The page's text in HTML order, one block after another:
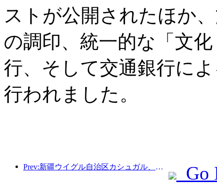
ストが公開されたほか
の調印、統一的な「文
行、そして交通銀行に
行われました。
Prev:新疆ウイグル自治区カシュガル、民族間交流の促進に向けた観光振興イベントを開催
Go